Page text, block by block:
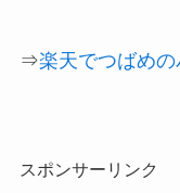
⇒楽天でつばめ
スポンサーリンク